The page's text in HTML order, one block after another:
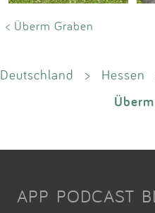
< Überm Graben
Deutschland > Hessen
APP PODCAST